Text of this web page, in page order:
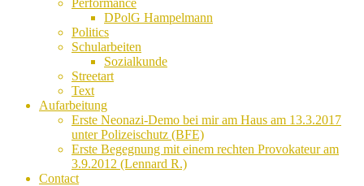
Performance
DPolG Hampelmann
Politics
Schularbeiten
Sozialkunde
Streetart
Text
Aufarbeitung
Erste Neonazi-Demo bei mir am Haus am 13.3.2017
unter Polizeischutz (BFE)
Erste Begegnung mit einem rechten Provokateur am
3.9.2012 (Lennard R.)
Contact